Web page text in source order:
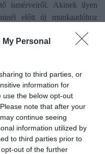
Personal
to third parties, or
information for
use the below opt-out
note that after your
continue seeing
information utilized by
to third parties prior to
out of the further
ismérveiről. Akinek ilyen
előtt új munkaadóhoz
esetén,
kíméletlenül
rossz hangulatot teremt.
egy szervezetben.
vezető karrier